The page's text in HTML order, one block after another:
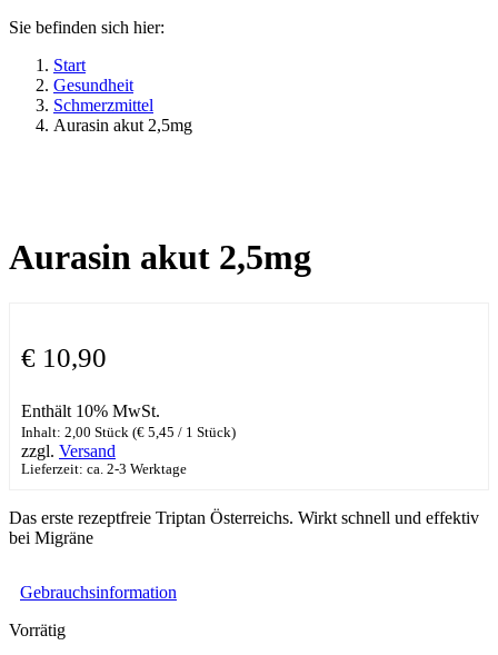
Sie befinden sich hier:
Start
Gesundheit
Schmerzmittel
Aurasin akut 2,5mg
Aurasin akut 2,5mg
€ 10,90
Enthält 10% MwSt.
Inhalt: 2,00 Stück (€ 5,45 / 1 Stück)
zzgl. Versand
Lieferzeit: ca. 2-3 Werktage
Das erste rezeptfreie Triptan Österreichs. Wirkt schnell und effektiv
bei Migräne
Gebrauchsinformation
Vorrätig